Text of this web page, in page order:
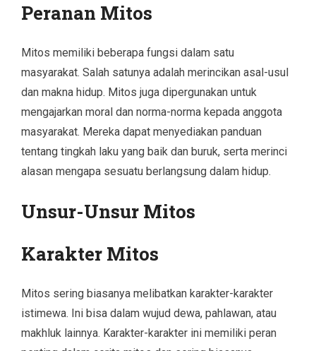
Peranan Mitos
Mitos memiliki beberapa fungsi dalam satu
masyarakat. Salah satunya adalah merincikan asal-usul
dan makna hidup. Mitos juga dipergunakan untuk
mengajarkan moral dan norma-norma kepada anggota
masyarakat. Mereka dapat menyediakan panduan
tentang tingkah laku yang baik dan buruk, serta merinci
alasan mengapa sesuatu berlangsung dalam hidup.
Unsur-Unsur Mitos
Karakter Mitos
Mitos sering biasanya melibatkan karakter-karakter
istimewa. Ini bisa dalam wujud dewa, pahlawan, atau
makhluk lainnya. Karakter-karakter ini memiliki peran